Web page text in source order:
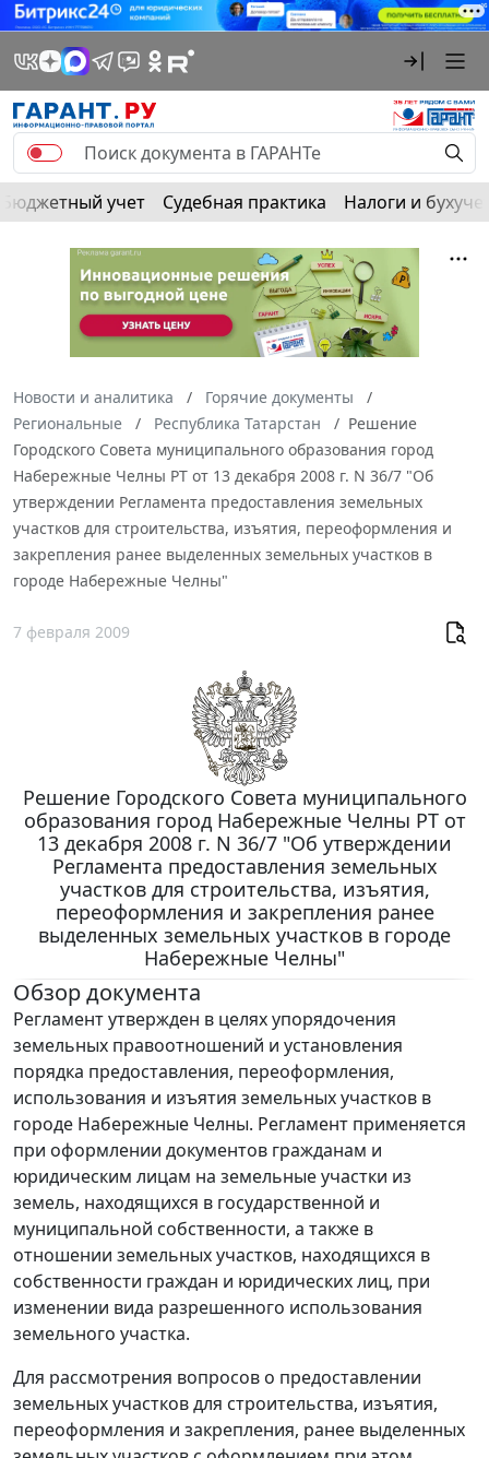
Бюджетный учет Судебная практика Налоги и
Новости и аналитика
Горячие документы
Региональные
Республика Татарстан
Решение
Городского Совета муниципального образования город
Набережные Челны РТ от 13 декабря 2008 г. N 36/7 "Об
утверждении Регламента предоставления земельных
участков для строительства, изъятия, переоформления и
закрепления ранее выделенных земельных участков в
городе Набережные Челны"
7 февраля 2009
Решение Городского Совета муниципального
образования город Набережные Челны РТ от
13 декабря 2008 г. N 36/7 "Об утверждении
Регламента предоставления земельных
участков для строительства, изъятия,
переоформления и закрепления ранее
выделенных земельных участков в городе
Набережные Челны"
Обзор документа
Регламент утвержден в целях упорядочения
земельных правоотношений и установления
порядка предоставления, переоформления,
использования и изъятия земельных участков в
городе Набережные Челны. Регламент применяется
при оформлении документов гражданам и
юридическим лицам на земельные участки из
земель, находящихся в государственной и
муниципальной собственности, а также в
отношении земельных участков, находящихся в
собственности граждан и юридических лиц, при
изменении вида разрешенного использования
земельного участка.
Для рассмотрения вопросов о предоставлении
земельных участков для строительства, изъятия,
переоформления и закрепления, ранее выделенных